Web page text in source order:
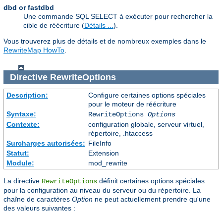
dbd or fastdbd
Une commande SQL SELECT à exécuter pour rechercher la
cible de réécriture (Détails ... ).
Vous trouverez plus de détails et de nombreux exemples dans le
RewriteMap HowTo
Directive RewriteOptions
Description:
Configure certaines options spéciales
pour le moteur de réécriture
Syntaxe:
RewriteOptions Options
Contexte:
configuration globale, serveur virtuel,
répertoire, .htaccess
Surcharges autorisées: FileInfo
Statut:
Extension
Module:
mod_rewrite
La directive RewriteOptions définit certaines options spéciales
pour la configuration au niveau du serveur ou du répertoire. La
chaîne de caractères Option ne peut actuellement prendre qu'une
des valeurs suivantes :